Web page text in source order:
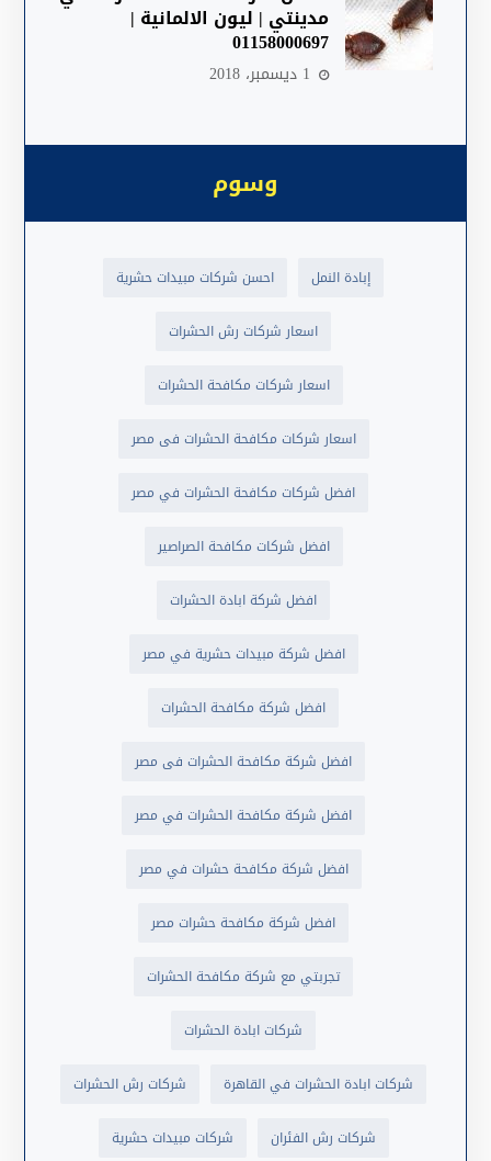
مدينتي | ليون الالمانية |
01158000697
1 ديسمبر، 2018
وسوم
إبادة النمل احسن شركات مبيدات حشرية
اسعار شركات رش الحشرات
اسعار شركات مكافحة الحشرات
اسعار شركات مكافحة الحشرات فى مصر
افضل شركات مكافحة الحشرات في مصر
افضل شركات مكافحة الصراصير
افضل شركة ابادة الحشرات
افضل شركة مبيدات حشرية في مصر
افضل شركة مكافحة الحشرات
افضل شركة مكافحة الحشرات فى مصر
افضل شركة مكافحة الحشرات في مصر
افضل شركة مكافحة حشرات في مصر
افضل شركة مكافحة حشرات مصر
تجربتي مع شركة مكافحة الحشرات
شركات ابادة الحشرات
شركات ابادة الحشرات في القاهرة شركات رش الحشرات
شركات رش الفئران شركات مبيدات حشرية